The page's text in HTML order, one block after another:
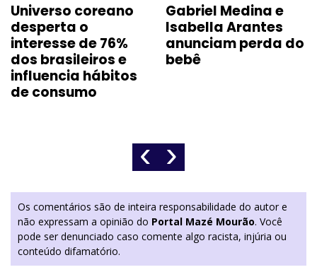
Universo coreano
desperta o
interesse de 76%
dos brasileiros e
influencia hábitos
de consumo
Gabriel Medina e
Isabella Arantes
anunciam perda do
bebê
‹ ›
Os comentários são de inteira responsabilidade do autor e
não expressam a opinião do Portal Mazé Mourão. Você
pode ser denunciado caso comente algo racista, injúria ou
conteúdo difamatório.